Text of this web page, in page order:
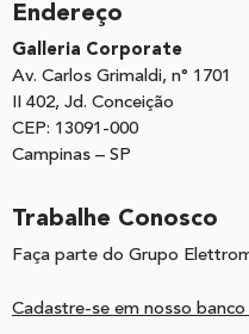
Endereço
Galleria Corporate
Av. Carlos Grimaldi, n° 1701
II 402, Jd. Conceição
CEP: 13091-000
Campinas – SP
Trabalhe Conosco
Faça parte do Grupo
Cadastre-se em nosso